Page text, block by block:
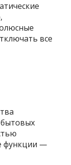
все
функции —